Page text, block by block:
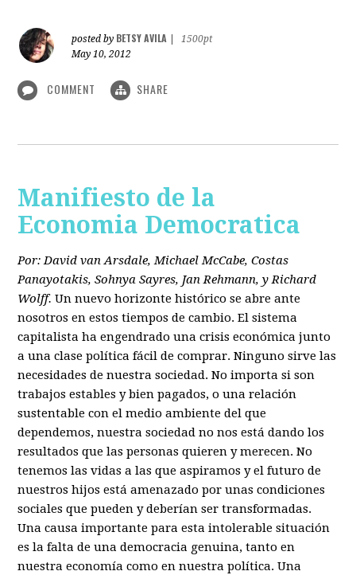
posted by BETSY AVILA
1500pt
May 10, 2012
COMMENT SHARE
Manifiesto de la
Economia Democratica
Por: David van Arsdale, Michael McCabe, Costas
Panayotakis, Sohnya Sayres, Jan Rehmann, y Richard
Wolff. Un nuevo horizonte histórico se abre ante
nosotros en estos tiempos de cambio. El sistema
capitalista ha engendrado una crisis económica junto
a una clase política fácil de comprar. Ninguno sirve las
necesidades de nuestra sociedad. No importa si son
trabajos estables y bien pagados, o una relación
sustentable con el medio ambiente del que
dependemos, nuestra sociedad no nos está dando los
resultados que las personas quieren y merecen. No
tenemos las vidas a las que aspiramos y el futuro de
nuestros hijos está amenazado por unas condiciones
sociales que pueden y deberían ser transformadas.
Una causa importante para esta intolerable situación
es la falta de una democracia genuina, tanto en
nuestra economía como en nuestra política. Una